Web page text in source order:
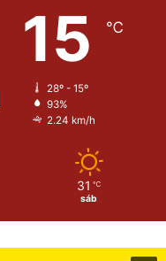
15 ℃
28º - 15º
93%
2.24 km/h
31 ℃
sáb